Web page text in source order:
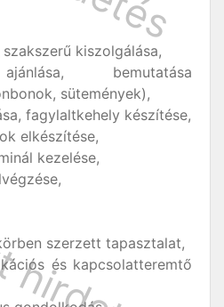
kiszolgálása,
bemutatása
sütemények),
fagylaltkehely készítése,
elkészítése,
kezelése,
szerzett tapasztalat,
és kapcsolatteremtő